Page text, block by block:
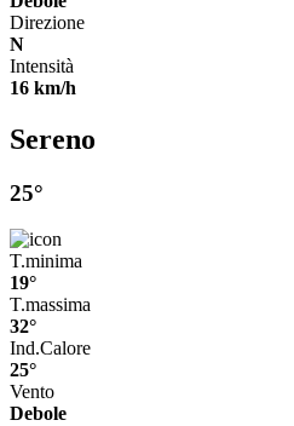
Direzione
N
Intensità
16 km/h
Sereno
25°
T.minima
19°
T.massima
32°
Ind.Calore
25°
Vento
Debole